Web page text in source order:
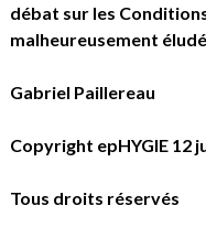
débat sur les
malheureusement
Gabriel Paillereau
Copyright epHYGIE 12
Tous droits réservés